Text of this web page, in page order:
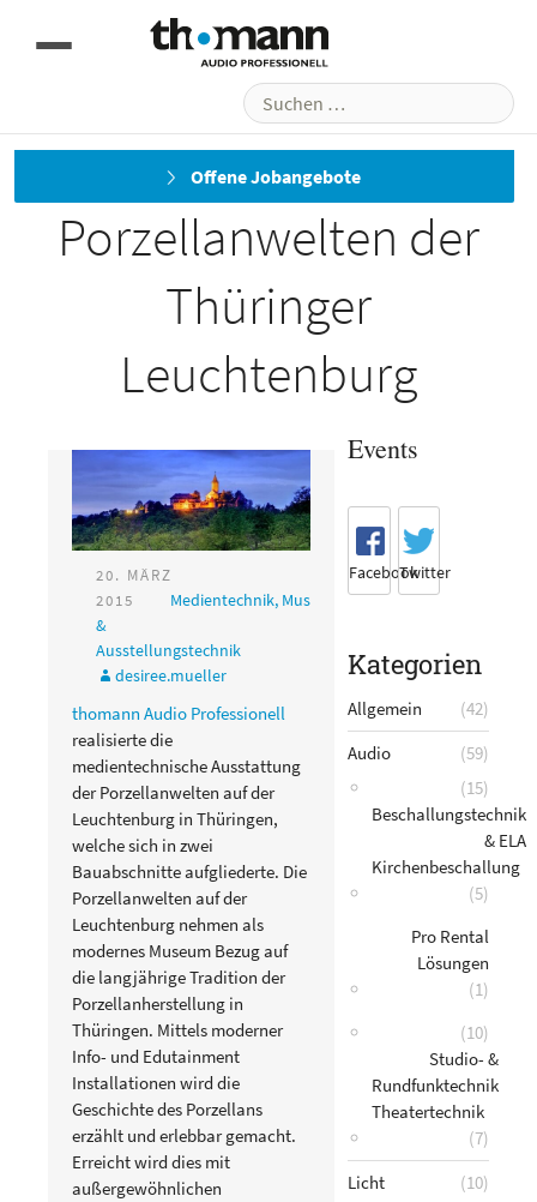
Offene Jobangebote
Medientechnik für
Porzellanwelten der
Thüringer
Leuchtenburg
20. MÄRZ
2015
Medientechnik, Museums-
&
Ausstellungstechnik
desiree.mueller
thomann Audio Professionell
realisierte die
medientechnische Ausstattung
der Porzellanwelten auf der
Leuchtenburg in Thüringen,
welche sich in zwei
Bauabschnitte aufgliederte. Die
Porzellanwelten auf der
Leuchtenburg nehmen als
modernes Museum Bezug auf
die langjährige Tradition der
Porzellanherstellung in
Thüringen. Mittels moderner
Info- und Edutainment
Installationen wird die
Geschichte des Porzellans
erzählt und erlebbar gemacht.
Erreicht wird dies mit
außergewöhnlichen
Events
FacebookTwitter
Kategorien
Allgemein
(42)
Audio
(59)
Beschallungstechnik
& ELA
(15)
Kirchenbeschallung
(5)
Pro Rental
Lösungen
(1)
Studio- &
Rundfunktechnik
(10)
Theatertechnik
(7)
Licht
(10)